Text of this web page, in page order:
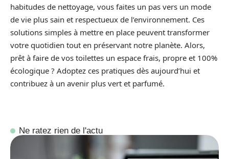
habitudes de nettoyage, vous faites un pas vers un mode
de vie plus sain et respectueux de l’environnement. Ces
solutions simples à mettre en place peuvent transformer
votre quotidien tout en préservant notre planète. Alors,
prêt à faire de vos toilettes un espace frais, propre et 100%
écologique ? Adoptez ces pratiques dès aujourd’hui et
contribuez à un avenir plus vert et parfumé.
Ne ratez rien de l'actu